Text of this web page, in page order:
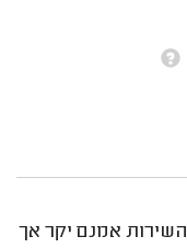
אמנם יקר אך